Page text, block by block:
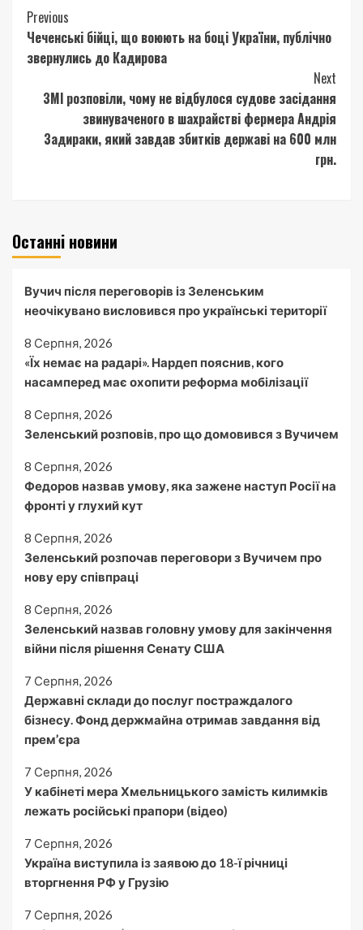
Continue
Reading
Previous
Чеченські бійці, що воюють на боці України, публічно
звернулись до Кадирова
Next
ЗМІ розповіли, чому не відбулося судове засідання
звинуваченого в шахрайстві фермера Андрія
Задираки, який завдав збитків державі на 600 млн
грн.
Останні новини
Вучич після переговорів із Зеленським
неочікувано висловився про українські території
8 Серпня, 2026
«Їх немає на радарі». Нардеп пояснив, кого
насамперед має охопити реформа мобілізації
8 Серпня, 2026
Зеленський розповів, про що домовився з Вучичем
8 Серпня, 2026
Федоров назвав умову, яка зажене наступ Росії на
фронті у глухий кут
8 Серпня, 2026
Зеленський розпочав переговори з Вучичем про
нову еру співпраці
8 Серпня, 2026
Зеленський назвав головну умову для закінчення
війни після рішення Сенату США
7 Серпня, 2026
Державні склади до послуг постраждалого
бізнесу. Фонд держмайна отримав завдання від
прем’єра
7 Серпня, 2026
У кабінеті мера Хмельницького замість килимків
лежать російські прапори (відео)
7 Серпня, 2026
Україна виступила із заявою до 18-ї річниці
вторгнення РФ у Грузію
7 Серпня, 2026